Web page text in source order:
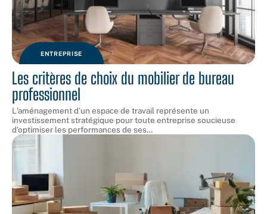
ENTREPRISE
Les critères de choix du mobilier de bureau
professionnel
L'aménagement d'un espace de travail représente un
investissement stratégique pour toute entreprise soucieuse
d'optimiser les performances de ses…